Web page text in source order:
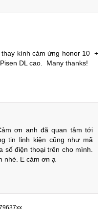
tiếp kiểm tra linh kiện mặt
trình thay thế và kiểm tra lại
sửa chữa được hoàn thành
thuật viên.
Lite, 10 GT giá rẻ
giá các dịch vụ sửa chữa
tư vấn viên sẵn sàng giải
khách 1 cách chi tiết nhất.
10 Lite tại trung tâm là
đến khách hàng của
MobileCity
kính cảm ứng honor 10  +
DL cao.  Many thanks!
ơn anh đã quan tâm tới
tin linh kiện cũng như mã
số điện thoại trên cho mình.
nhé. E cảm ơn ạ